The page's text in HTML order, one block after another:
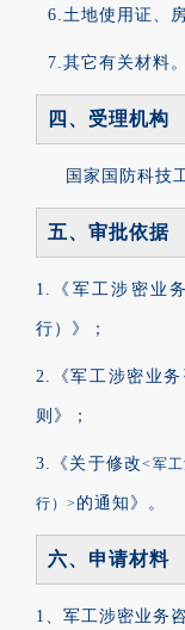
6.土地使用证、
7.其它有关材料。
四、受理机构
国家国防科技
五、审批依据
1.《军工涉密业
行）》；
2.《军工涉密业
则》；
3.《 关于修改<军
行）> 的通知》。
六、申请材料
1、军工涉密业务